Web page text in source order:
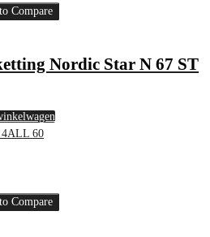
Compare
Nordic Star N 67 ST
Compare